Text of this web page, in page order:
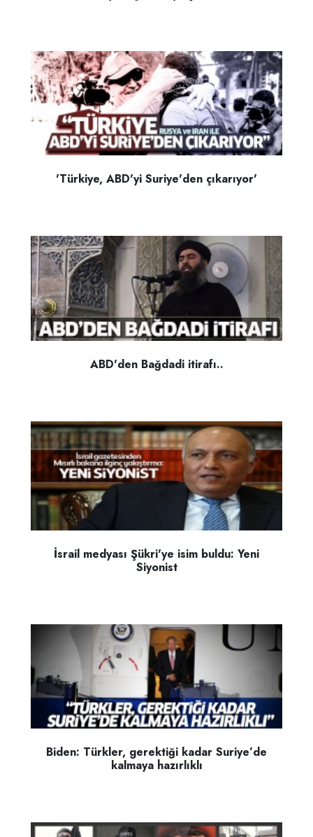
'Türkiye, ABD'yi Suriye'den çıkarıyor'
ABD'den Bağdadi itirafı..
İsrail medyası Şükri'ye isim buldu: Yeni
Siyonist
Biden: Türkler, gerektiği kadar Suriye’de
kalmaya hazırlıklı